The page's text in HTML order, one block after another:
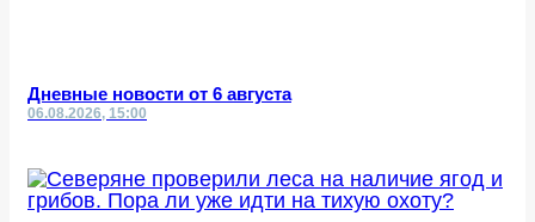
Дневные новости от 6 августа
06.08.2026, 15:00